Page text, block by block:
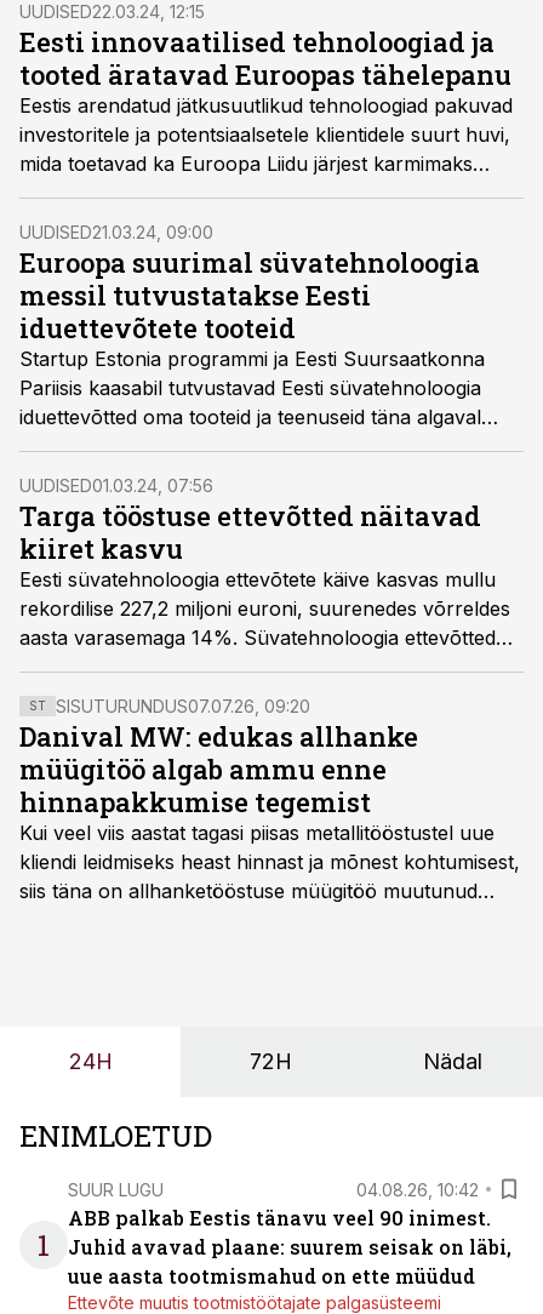
UUDISED22.03.24, 12:15
Eesti innovaatilised tehnoloogiad ja
tooted äratavad Euroopas tähelepanu
Eestis arendatud jätkusuutlikud tehnoloogiad pakuvad
investoritele ja potentsiaalsetele klientidele suurt huvi,
mida toetavad ka Euroopa Liidu järjest karmimaks
muutuvad regulatsioonid.
UUDISED21.03.24, 09:00
Euroopa suurimal süvatehnoloogia
messil tutvustatakse Eesti
iduettevõtete tooteid
Startup Estonia programmi ja Eesti Suursaatkonna
Pariisis kaasabil tutvustavad Eesti süvatehnoloogia
iduettevõtted oma tooteid ja teenuseid täna algaval
Euroopa suurimal süvatehnoloogia valdkonna
konverentsil Hello Tomorrow
UUDISED01.03.24, 07:56
Targa tööstuse ettevõtted näitavad
kiiret kasvu
Eesti süvatehnoloogia ettevõtete käive kasvas mullu
rekordilise 227,2 miljoni euroni, suurenedes võrreldes
aasta varasemaga 14%. Süvatehnoloogia ettevõtted
on riigile tasunud ka 45,1 miljonit eurot tööjõumakse,
mida on 20% võrra rohkem kui aasta varem.
ST SISUTURUNDUS07.07.26, 09:20
Danival MW: edukas allhanke
müügitöö algab ammu enne
hinnapakkumise tegemist
Kui veel viis aastat tagasi piisas metallitööstustel uue
kliendi leidmiseks heast hinnast ja mõnest kohtumisest,
siis täna on allhanketööstuse müügitöö muutunud
24H 72H Nädal
ENIMLOETUD
1
SUUR LUGU 04.08.26, 10:42
ABB palkab Eestis tänavu veel 90 inimest.
Juhid avavad plaane: suurem seisak on läbi,
uue aasta tootmismahud on ette müüdud
Ettevõte muutis tootmistöötajate palgasüsteemi